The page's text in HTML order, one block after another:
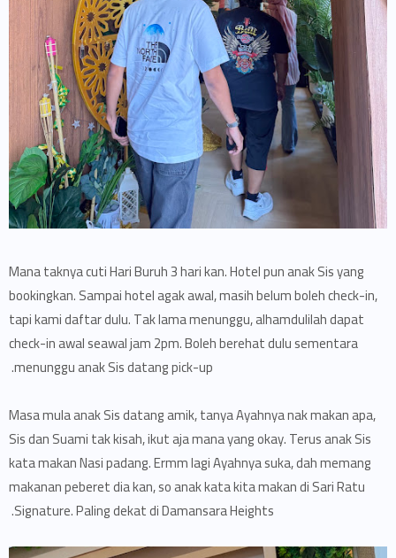
Mana taknya cuti Hari Buruh 3 hari kan. Hotel pun anak Sis yang
bookingkan. Sampai hotel agak awal, masih belum boleh check-in,
tapi kami daftar dulu. Tak lama menunggu, alhamdulilah dapat
check-in awal seawal jam 2pm. Boleh berehat dulu sementara
menunggu anak Sis datang pick-up.
Masa mula anak Sis datang amik, tanya Ayahnya nak makan apa,
Sis dan Suami tak kisah, ikut aja mana yang okay. Terus anak Sis
kata makan Nasi padang. Ermm lagi Ayahnya suka, dah memang
makanan peberet dia kan, so anak kata kita makan di Sari Ratu
Signature. Paling dekat di Damansara Heights.